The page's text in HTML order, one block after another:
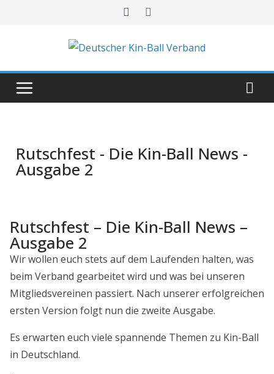
Rutschfest - Die Kin-Ball News -
Ausgabe 2
Rutschfest – Die Kin-Ball News –
Ausgabe 2
Wir wollen euch stets auf dem Laufenden halten, was
beim Verband gearbeitet wird und was bei unseren
Mitgliedsvereinen passiert. Nach unserer erfolgreichen
ersten Version folgt nun die zweite Ausgabe.
Es erwarten euch viele spannende Themen zu Kin-Ball
in Deutschland.